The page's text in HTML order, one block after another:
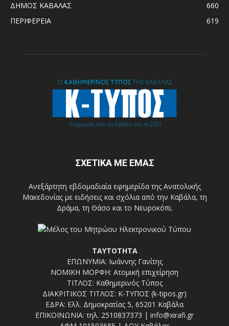
ΔΗΜΟΣ ΚΑΒΑΛΑΣ
660
ΠΕΡΙΦΕΡΕΙΑ
619
ΣΧΕΤΙΚΑ ΜΕ ΕΜΑΣ
Ανεξάρτητη εβδομαδιαία εφημερίδα της Ανατολικής
Μακεδονίας με ειδήσεις και σχόλια από την Καβάλα, τη
Δράμα, τη Θάσο και το Νευροκόπι.
ΤΑΥΤΟΤΗΤΑ
ΕΠΩΝΥΜΙΑ: Ιωάννης Γανίτης
ΝΟΜΙΚΗ ΜΟΡΦΗ: Ατομική επιχείρηση
ΤΙΤΛΟΣ: Καθημερινός Τύπος
ΔΙΑΚΡΙΤΙΚΟΣ ΤΙΤΛΟΣ: Κ-ΤΥΠΟΣ (k-tipos.gr)
ΕΔΡΑ: Ελλ. Δημοκρατίας 5, 65201 Καβάλα
ΕΠΙΚΟΙΝΩΝΙΑ: τηλ. 2510837373 | info@xirafi.gr